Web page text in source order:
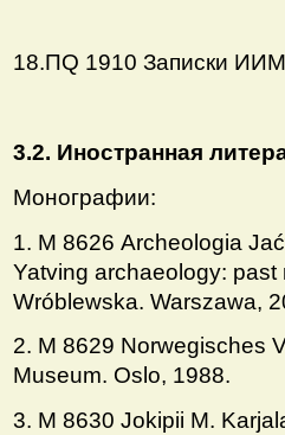
18.ПQ 1910 Записки
3.2. Иностранная
Монографии:
1. M 8626 Archeologia
Yatving archaeology:
Wróblewska. Warszawa,
2. M 8629 Norwegisches
Museum. Oslo, 1988.
3. M 8630 Jokipii M.